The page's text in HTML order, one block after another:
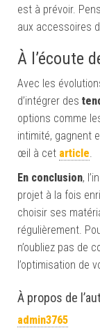
est à prévoir.
aux accessoires
À l’écoute
Avec les
d’intégrer des
options comme
intimité, gagnent
œil à cet article.
En conclusion,
projet à la fois
choisir ses
régulièrement.
n’oubliez pas de
l’optimisation de
À propos de
admin3765